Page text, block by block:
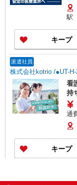
駅
キープ
派遣社員
株式会社kotrio /●UT-H-
看
持
通
キープ
日研トータルソーシ